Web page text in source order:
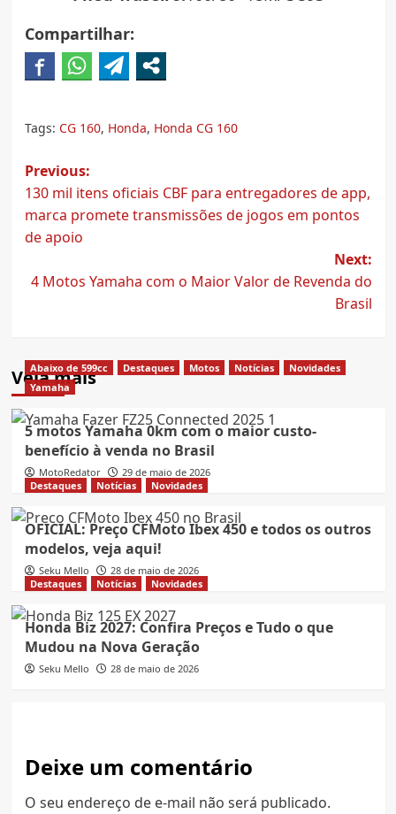
Compartilhar:
Tags: CG 160, Honda, Honda CG 160
Post
navigation
Previous:
130 mil itens oficiais CBF para entregadores de app,
marca promete transmissões de jogos em pontos
de apoio
Next:
4 Motos Yamaha com o Maior Valor de Revenda do
Brasil
Veja mais
Abaixo de 599cc Destaques Motos Notícias
Novidades
Yamaha
5 motos Yamaha 0km com o maior custo-
benefício à venda no Brasil
MotoRedator
29 de maio de 2026
Destaques
Notícias Novidades
OFICIAL: Preço CFMoto Ibex 450 e todos os outros
modelos, veja aqui!
Seku Mello
28 de maio de 2026
Destaques
Notícias Novidades
Honda Biz 2027: Confira Preços e Tudo o que
Mudou na Nova Geração
Seku Mello 28 de maio de 2026
Deixe um comentário
O seu endereço de e-mail não será publicado.